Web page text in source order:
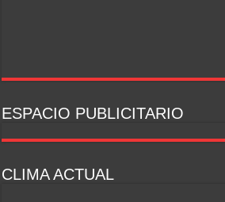
ESPACIO PUBLICITARIO
CLIMA ACTUAL